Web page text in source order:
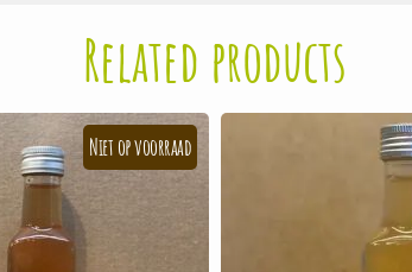
Related products